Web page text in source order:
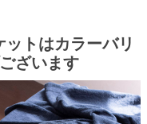
トはカラーバリ
ざいます